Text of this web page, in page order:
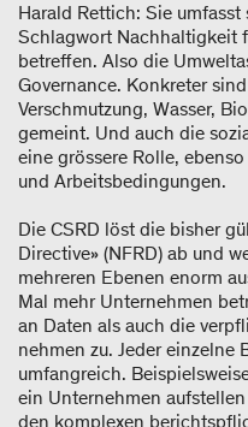
Harald Rettich: Sie
Schlagwort Nachhaltigkeit
betreffen. Also die
Governance. Konkreter
Verschmutzung, Wasser,
gemeint. Und auch die
eine grössere Rolle,
und Arbeitsbedingungen.
Die CSRD löst die bisher
Directive» (NFRD) ab und
mehreren Ebenen enorm
Mal mehr Unternehmen
an Daten als auch die
nehmen zu. Jeder einzelne
umfangreich.
ein Unternehmen
den komplexen